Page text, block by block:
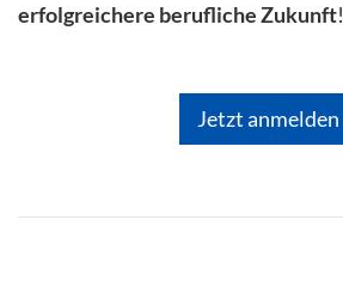
erfolgreichere berufliche Zukunft!
Jetzt anmelden